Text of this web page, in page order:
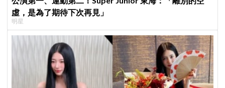
虛，是為了期待下次再見」
明星